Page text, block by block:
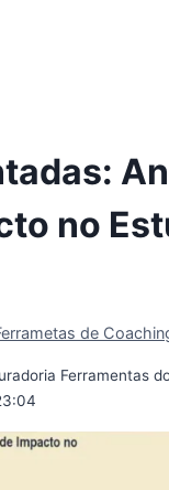
no
de
Ferramentas